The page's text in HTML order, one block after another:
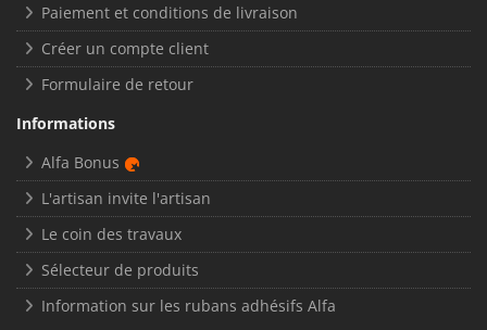
Paiement et conditions de livraison
Créer un compte client
Formulaire de retour
Informations
Alfa Bonus
L'artisan invite l'artisan
Le coin des travaux
Sélecteur de produits
Information sur les rubans adhésifs Alfa